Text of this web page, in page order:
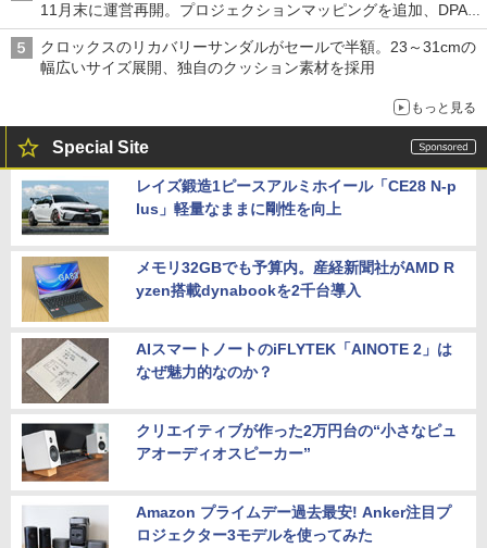
11月末に運営再開。プロジェクションマッピングを追加、DPA
は1500円
クロックスのリカバリーサンダルがセールで半額。23～31cmの
幅広いサイズ展開、独自のクッション素材を採用
もっと見る
Special Site
レイズ鍛造1ピースアルミホイール「CE28 N-p
lus」軽量なままに剛性を向上
メモリ32GBでも予算内。産経新聞社がAMD R
yzen搭載dynabookを2千台導入
AIスマートノートのiFLYTEK「AINOTE 2」は
なぜ魅力的なのか？
クリエイティブが作った2万円台の“小さなピュ
アオーディオスピーカー”
Amazon プライムデー過去最安! Anker注目プ
ロジェクター3モデルを使ってみた